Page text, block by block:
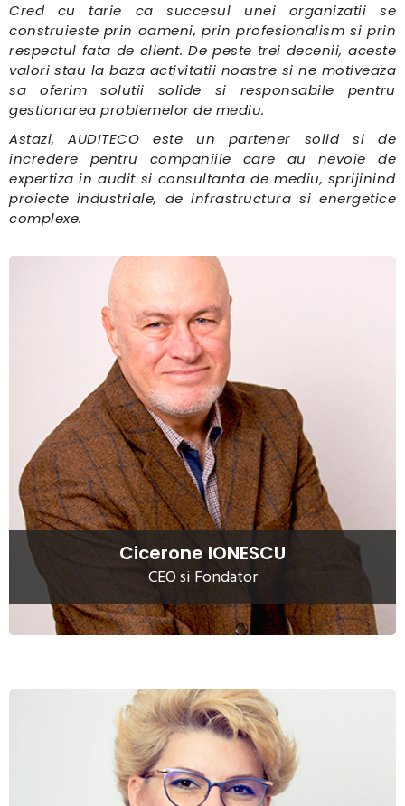
Cred cu tarie ca succesul unei organizatii se
construieste prin oameni, prin profesionalism si prin
respectul fata de client. De peste trei decenii, aceste
valori stau la baza activitatii noastre si ne motiveaza
sa oferim solutii solide si responsabile pentru
gestionarea problemelor de mediu.
Astazi, AUDITECO este un partener solid si de
incredere pentru companiile care au nevoie de
expertiza in audit si consultanta de mediu, sprijinind
proiecte industriale, de infrastructura si energetice
complexe.
Cicerone IONESCU
CEO si Fondator
CICERONE IONESCU
Cicerone Ionescu, CEO si fondator al AUDITECO, are peste
40 de ani de experienta in protectia mediului in calitate de
expert, consultant, formator, manager, team builder si
specialist in proiecte implementate in Romania, Franta si
Ungaria.
Citeste mai mult
Oana BUHAN-IONESCU